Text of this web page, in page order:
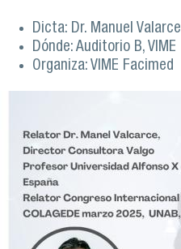
Dicta: Dr. Manuel Valarce
Dónde: Auditorio B, VIME
Organiza: VIME Facimed